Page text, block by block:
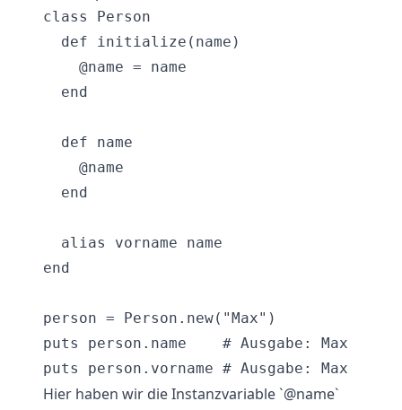
class Person
  def initialize(name)
    @name = name
  end
  def name
    @name
  end
  alias vorname name
end
person = Person.new("Max")
puts person.name    # Ausgabe: Max
Hier haben wir die Instanzvariable `@name`